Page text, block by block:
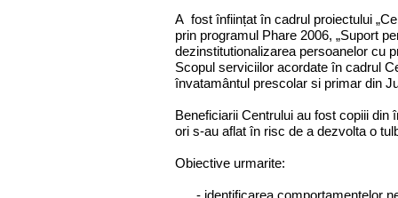
A fost înființat în cadrul proiectului
prin programul Phare 2006, „Suport
dezinstitutionalizarea persoanelor cu
Scopul serviciilor acordate în cadrul
învatamântul prescolar si primar din
Beneficiarii Centrului au fost copiii
ori s-au aflat în risc de a dezvolta o
Obiective urmarite:
- identificarea comportamentelor